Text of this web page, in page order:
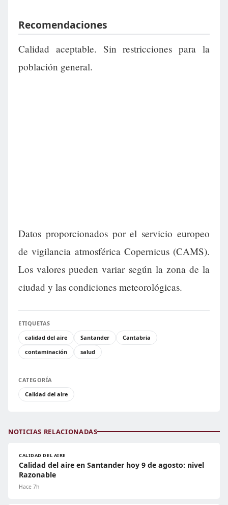
Recomendaciones
Calidad aceptable. Sin restricciones para la
población general.
Datos proporcionados por el servicio europeo
de vigilancia atmosférica Copernicus (CAMS).
Los valores pueden variar según la zona de la
ciudad y las condiciones meteorológicas.
ETIQUETAS
calidad del aire
Santander
Cantabria
contaminación
salud
CATEGORÍA
Calidad del aire
NOTICIAS RELACIONADAS
CALIDAD DEL AIRE
Calidad del aire en Santander hoy 9 de agosto: nivel
Razonable
Hace 7h